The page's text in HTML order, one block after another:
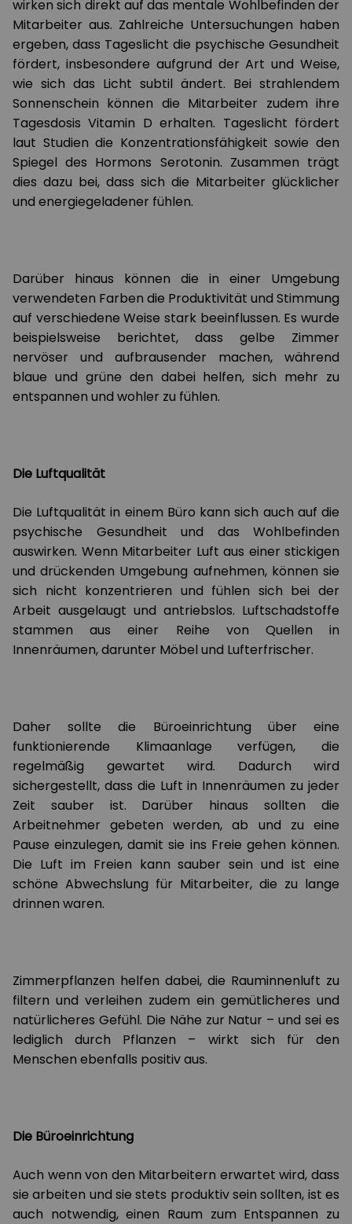
wirken sich direkt auf das mentale Wohlbefinden der
Mitarbeiter aus. Zahlreiche Untersuchungen haben
ergeben, dass Tageslicht die psychische Gesundheit
fördert, insbesondere aufgrund der Art und Weise,
wie sich das Licht subtil ändert. Bei strahlendem
Sonnenschein können die Mitarbeiter zudem ihre
Tagesdosis Vitamin D erhalten. Tageslicht fördert
laut Studien die Konzentrationsfähigkeit sowie den
Spiegel des Hormons Serotonin. Zusammen trägt
dies dazu bei, dass sich die Mitarbeiter glücklicher
und energiegeladener fühlen.
Darüber hinaus können die in einer Umgebung
verwendeten Farben die Produktivität und Stimmung
auf verschiedene Weise stark beeinflussen. Es wurde
beispielsweise berichtet, dass gelbe Zimmer
nervöser und aufbrausender machen, während
blaue und grüne den dabei helfen, sich mehr zu
entspannen und wohler zu fühlen.
Die Luftqualität
Die Luftqualität in einem Büro kann sich auch auf die
psychische Gesundheit und das Wohlbefinden
auswirken. Wenn Mitarbeiter Luft aus einer stickigen
und drückenden Umgebung aufnehmen, können sie
sich nicht konzentrieren und fühlen sich bei der
Arbeit ausgelaugt und antriebslos. Luftschadstoffe
stammen aus einer Reihe von Quellen in
Innenräumen, darunter Möbel und Lufterfrischer.
Daher sollte die Büroeinrichtung über eine
funktionierende Klimaanlage verfügen, die
regelmäßig gewartet wird. Dadurch wird
sichergestellt, dass die Luft in Innenräumen zu jeder
Zeit sauber ist. Darüber hinaus sollten die
Arbeitnehmer gebeten werden, ab und zu eine
Pause einzulegen, damit sie ins Freie gehen können.
Die Luft im Freien kann sauber sein und ist eine
schöne Abwechslung für Mitarbeiter, die zu lange
drinnen waren.
Zimmerpflanzen helfen dabei, die Rauminnenluft zu
filtern und verleihen zudem ein gemütlicheres und
natürlicheres Gefühl. Die Nähe zur Natur – und sei es
lediglich durch Pflanzen – wirkt sich für den
Menschen ebenfalls positiv aus.
Die Büroeinrichtung
Auch wenn von den Mitarbeitern erwartet wird, dass
sie arbeiten und sie stets produktiv sein sollten, ist es
auch notwendig, einen Raum zum Entspannen zu